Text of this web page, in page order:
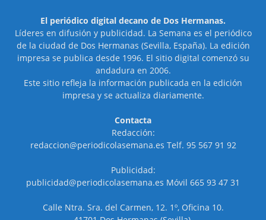
El periódico digital decano de Dos Hermanas.
Líderes en difusión y publicidad. La Semana es el periódico
de la ciudad de Dos Hermanas (Sevilla, España). La edición
impresa se publica desde 1996. El sitio digital comenzó su
andadura en 2006.
Este sitio refleja la información publicada en la edición
impresa y se actualiza diariamente.
Contacta
Redacción:
redaccion@periodicolasemana.es Telf. 95 567 91 92
Publicidad:
publicidad@periodicolasemana.es Móvil 665 93 47 31
Calle Ntra. Sra. del Carmen, 12. 1º, Oficina 10.